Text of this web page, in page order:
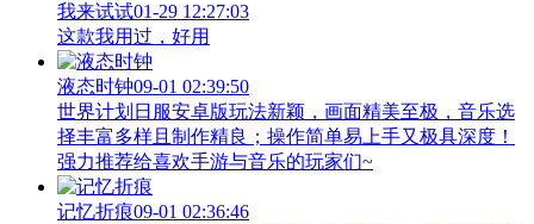
我来试试01-29 12:27:03
这款我用过，好用
液态时钟09-01 02:39:50
世界计划日服安卓版玩法新颖，画面精美至极，音乐选
择丰富多样且制作精良；操作简单易上手又极具深度！
强力推荐给喜欢手游与音乐的玩家们~
记忆折痕09-01 02:36:46